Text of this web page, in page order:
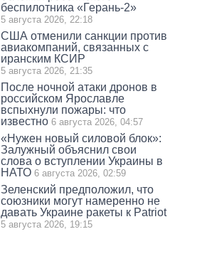
беспилотника «Герань-2»
5 августа 2026, 22:18
США отменили санкции против
авиакомпаний, связанных с
иранским КСИР
5 августа 2026, 21:35
После ночной атаки дронов в
российском Ярославле
вспыхнули пожары: что
известно 6 августа 2026, 04:57
«Нужен новый силовой блок»:
Залужный объяснил свои
слова о вступлении Украины в
НАТО 6 августа 2026, 02:59
Зеленский предположил, что
союзники могут намеренно не
давать Украине ракеты к Patriot
5 августа 2026, 19:15